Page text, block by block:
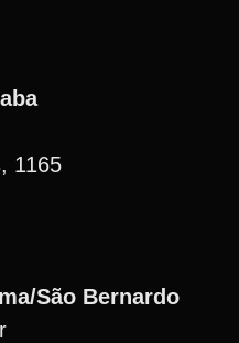
1165
São Bernardo